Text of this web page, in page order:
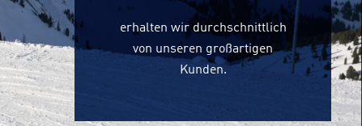
erhalten wir durchschnittlich
von unseren großartigen
Kunden.